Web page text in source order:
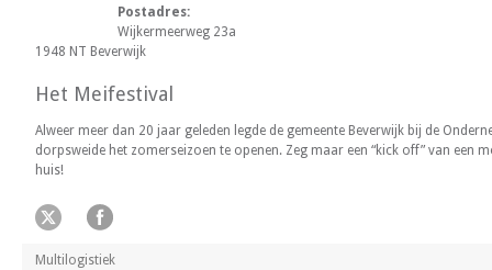
Postadres:
Wijkermeerweg 23a
1948 NT Beverwijk
Het Meifestival
Alweer meer dan 20 jaar geleden legde de gemeente Beverwijk bij de
dorpsweide het zomerseizoen te openen. Zeg maar een “kick off” van
huis!
Multilogistiek